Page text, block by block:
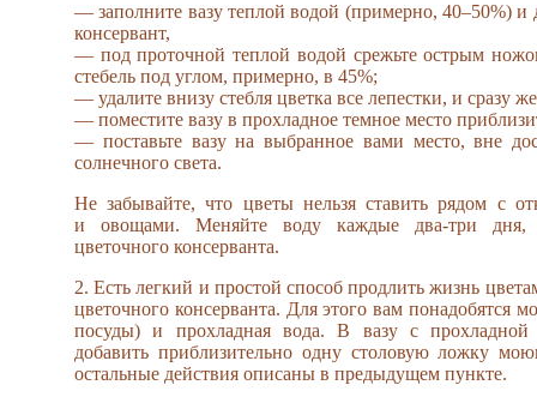
— заполните вазу теплой водой (примерно, 40–50%) и
консервант,
— под проточной теплой водой срежьте острым
стебель под углом, примерно, в 45%;
— удалите внизу стебля цветка все лепестки, и сразу
— поместите вазу в прохладное темное место
— поставьте вазу на выбранное вами место, вне
солнечного света.
Не забывайте, что цветы нельзя ставить рядом с
и овощами. Меняйте воду каждые два-три дня,
цветочного консерванта.
2. Есть легкий и простой способ продлить жизнь
цветочного консерванта. Для этого вам понадобятся
посуды) и прохладная вода. В вазу с прохладной
добавить приблизительно одну столовую ложку
остальные действия описаны в предыдущем пункте.